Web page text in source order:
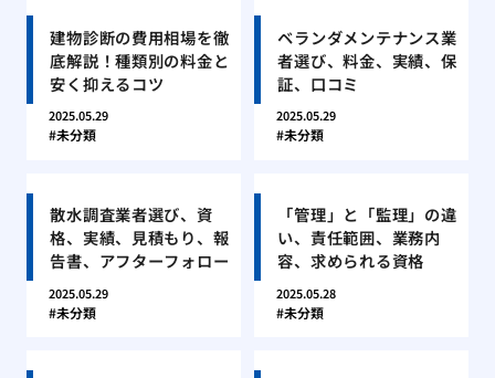
建物診断の費用相場を徹
底解説！種類別の料金と
安く抑えるコツ
2025.05.29
未分類
ベランダメンテナンス業
者選び、料金、実績、保
証、口コミ
2025.05.29
未分類
散水調査業者選び、資
格、実績、見積もり、報
告書、アフターフォロー
2025.05.29
未分類
「管理」と「監理」の違
い、責任範囲、業務内
容、求められる資格
2025.05.28
未分類